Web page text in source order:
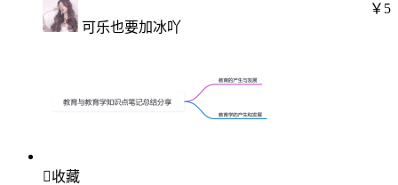
可乐也要加冰吖
￥5
收藏